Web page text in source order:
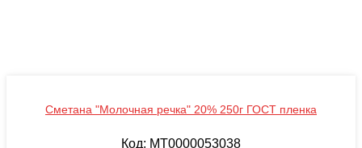
Сметана "Молочная речка" 20% 250г ГОСТ пленка
Код: MT0000053038